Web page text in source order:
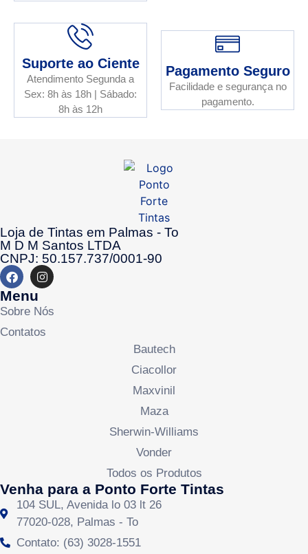
Suporte ao Ciente
Atendimento Segunda a
Sex: 8h às 18h | Sábado:
8h às 12h
Pagamento Seguro
Facilidade e segurança no
pagamento.
Loja de Tintas em Palmas - To
M D M Santos LTDA
CNPJ: 50.157.737/0001-90
Menu
Sobre Nós
Contatos
Bautech
Ciacollor
Maxvinil
Maza
Sherwin-Williams
Vonder
Todos os Produtos
Venha para a Ponto Forte Tintas
104 SUL, Avenida lo 03 lt 26
77020-028, Palmas - To
Contato: (63) 3028-1551